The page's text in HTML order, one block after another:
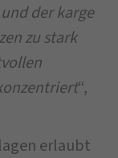
der karge
zu stark
“,
erlaubt